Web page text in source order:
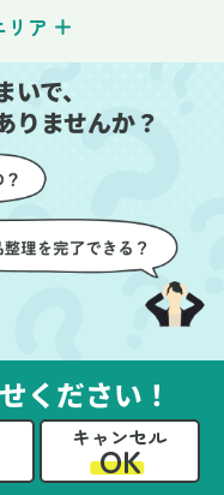
対応していただき驚
た。
2名のスタッフが来
さり、作業の流れ
点をしっかり説明
ただけたので、こ
安心感を持って作
守ることができま
運び出しの際も、
を傷つけないよう
の注意を払ってい
、家全体がスムー
付いていくのがと
わった後には、こ
らお願いしなくて
を簡単に清掃して
けたのも好印象で
ア
で、
りませんか？
ください！
キャンセル
OK